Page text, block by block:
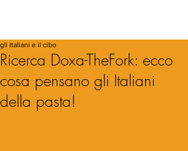
Ricerca Doxa-TheFork: ecco
cosa pensano gli Italiani
della pasta!
gli Italiani e il cibo